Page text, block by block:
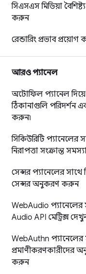
সিএসএস মিডিয়া
করুন
রেন্ডারিং প্রভাব
আরও প্যানেল
অটোফিল প্যানেল দিয়ে
ঠিকানাগুলি পরিদর্শন
করুন৷
সিকিউরিটি প্যানেলের
নিরাপত্তা সংক্রান্ত
সেন্সর প্যানেলের সাথে
সেন্সর অনুকরণ করুন
WebAudio প্যানেলের
Audio API মেট্রিক্স
WebAuthn প্যানেলের
প্রমাণীকরণকারীদের
করুন